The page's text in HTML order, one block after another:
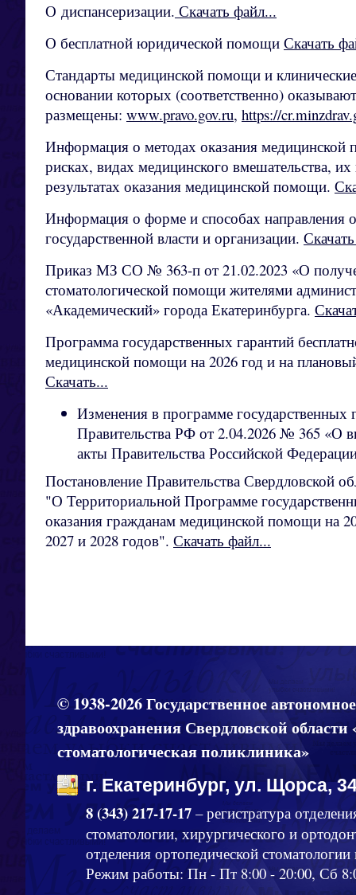
О диспансеризации. Скачать файл...
О бесплатной юридической помощи Скачать
Стандарты медицинской помощи и
основании которых (соответственно)
размещены: www.pravo.gov.ru, https://
Информация о методах оказания
рисках, видах медицинского вмешательства,
результатах оказания медицинской помощи.
Информация о форме и способах направления
государственной власти и организации.
Приказ МЗ СО № 363-п от 21.02.2023 «О
стоматологической помощи жителями
«Академический» города Екатеринбурга.
Программа государственных гарантий
медицинской помощи на 2026 год и на
Скачать...
Изменения в программе государственных
Правительства РФ от 2.04.2026 № 365 «О
акты Правительства Российской
Постановление Правительства Свердловской
"О Территориальной Программе
оказания гражданам медицинской помощи на
2027 и 2028 годов". Скачать файл...
© 1938-2026 Государственное
здравоохранения Свердловской
стоматологическая поликлиника»
г. Екатеринбург, ул. Щорса,
8 (343) 217-17-17 – регистратура
стоматологии, хирургического и
отделения ортопедической
Режим работы: Пн - Пт 8:00 - 20:00, Сб